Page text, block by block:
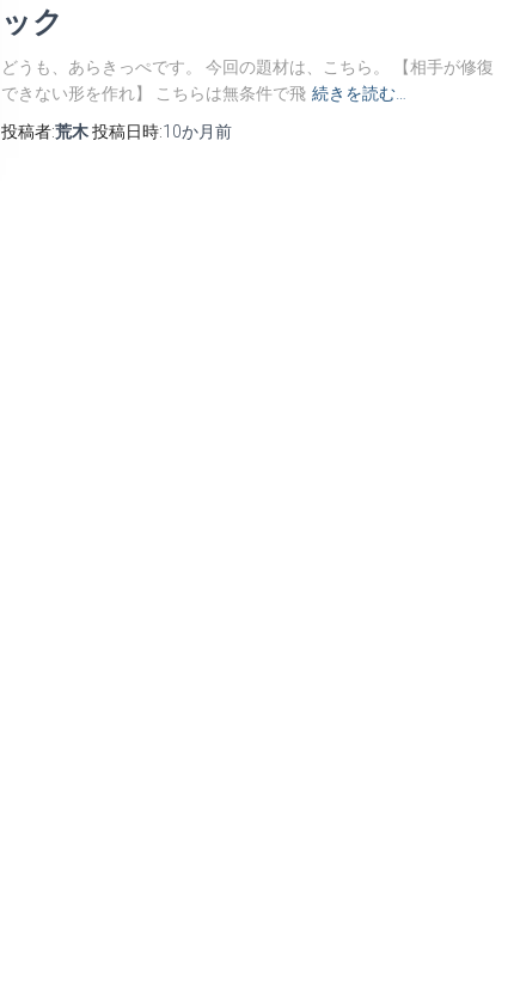
ック
どうも、あらきっぺです。 今回の題材は、こちら。 【相手が修復
できない形を作れ】 こちらは無条件で飛 続きを読む…
投稿者:荒木投稿日時:10か月前